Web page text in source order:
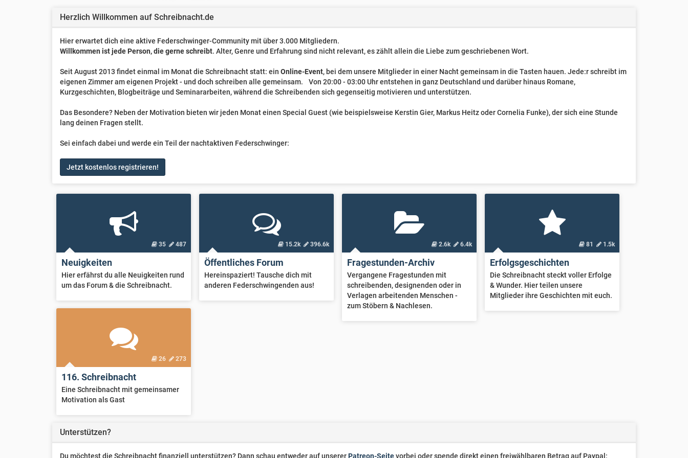
Herzlich Willkommen auf Schreibnacht.de
Hier erwartet dich eine aktive Federschwinger-Community mit über 3.000 Mitgliedern.
Willkommen ist jede Person, die gerne schreibt. Alter, Genre und Erfahrung sind nicht relevant, es zählt allein die Liebe zum geschriebenen Wort.
Seit August 2013 findet einmal im Monat die Schreibnacht statt: ein Online-Event, bei dem unsere Mitglieder in einer Nacht gemeinsam in die Tasten hauen. Jede:r schreibt im
eigenen Zimmer am eigenen Projekt - und doch schreiben alle gemeinsam. Von 20:00 - 03:00 Uhr entstehen in ganz Deutschland und darüber hinaus Romane,
Kurzgeschichten, Blogbeiträge und Seminararbeiten, während die Schreibenden sich gegenseitig motivieren und unterstützen.
Das Besondere? Neben der Motivation bieten wir jeden Monat einen Special Guest (wie beispielsweise Kerstin Gier, Markus Heitz oder Cornelia Funke), der sich eine Stunde
lang deinen Fragen stellt.
Sei einfach dabei und werde ein Teil der nachtaktiven Federschwinger:
Jetzt kostenlos registrieren!
35 487
Neuigkeiten
Hier erfährst du alle Neuigkeiten rund
um das Forum & die Schreibnacht.
15.2k 396.6k
Öffentliches Forum
Hereinspaziert! Tausche dich mit
anderen Federschwingenden aus!
2.6k 6.4k
Fragestunden-Archiv
Vergangene Fragestunden mit
schreibenden, designenden oder in
Verlagen arbeitenden Menschen -
zum Stöbern & Nachlesen.
81 1.5k
Erfolgsgeschichten
Die Schreibnacht steckt voller Erfolge
& Wunder. Hier teilen unsere
Mitglieder ihre Geschichten mit euch.
26 273
116. Schreibnacht
Eine Schreibnacht mit gemeinsamer
Motivation als Gast
Unterstützen?
Du möchtest die Schreibnacht finanziell unterstützen? Dann schau entweder auf unsererPatreon-Seitevorbei oder spende direkt einen freiwählbaren Betrag auf Paypal: